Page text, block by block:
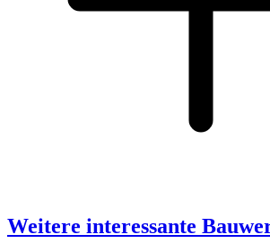
Weitere interessante